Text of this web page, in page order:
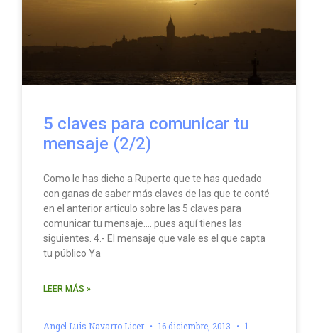
5 claves para comunicar tu
mensaje (2/2)
Como le has dicho a Ruperto que te has quedado
con ganas de saber más claves de las que te conté
en el anterior articulo sobre las 5 claves para
comunicar tu mensaje…. pues aquí tienes las
siguientes. 4.- El mensaje que vale es el que capta
tu público Ya
LEER MÁS »
Angel Luis Navarro Licer 16 diciembre, 2013
1